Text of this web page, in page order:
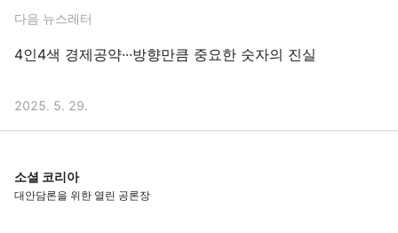
다음 뉴스레터
4인4색 경제공약···방향만큼 중요한 숫자의 진실
2025. 5. 29.
소셜 코리아
대안담론을 위한 열린 공론장